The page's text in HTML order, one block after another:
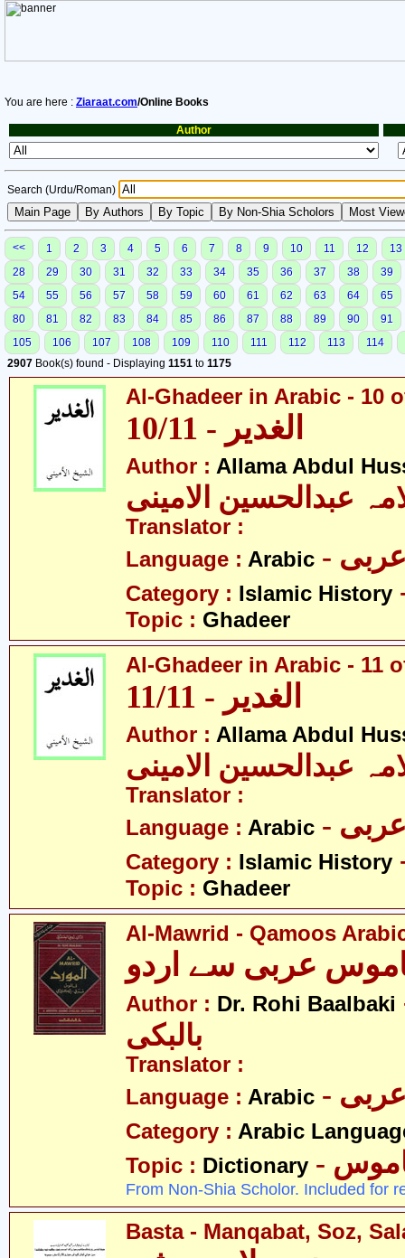
You are here : Ziaraat.com/Online Books
Author
Search (Urdu/Roman)
<< 1 2 3 4 5 6 7 8 9 10 11 12
13
28
29 30 31 32 33 34 35 36 37 38
39
54
55 56 57 58 59 60 61 62 63 64
65
80
81 82 83 84 85 86 87 88 89 90
91
105
106 107 108 109 110 111 112 113
114
2907 Book(s) found - Displaying 1151 to 1175
Al-Ghadeer in Arabic - 10
10/11 - الغدیر
Author : Allama Abdul
عبدالحسین الامینی
Translator :
Language : Arabic عربی
Category : Islamic History
Topic : Ghadeer
Al-Ghadeer in Arabic - 11
11/11 - الغدیر
Author : Allama Abdul
عبدالحسین الامینی
Translator :
Language : Arabic عربی
Category : Islamic History
Topic : Ghadeer
Al-Mawrid - Qamoos
عربی سے اردو
Author : Dr. Rohi Baalbaki
بالبکی
Translator :
Language : Arabic عربی
Category : Arabic
Topic : Dictionary
From Non-Shia Scholor. Included for
Basta - Manqabat, Soz,